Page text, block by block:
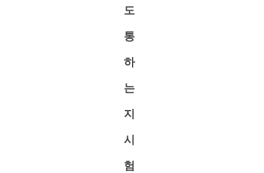
도
통
하
는
지
시
험